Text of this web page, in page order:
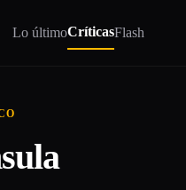
Lo últimoCríticasFlash